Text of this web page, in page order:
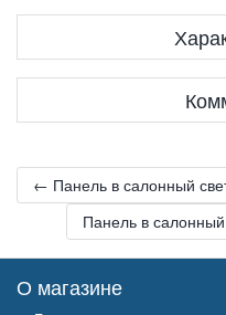
← Панель в салонный
Панель в
О магазине